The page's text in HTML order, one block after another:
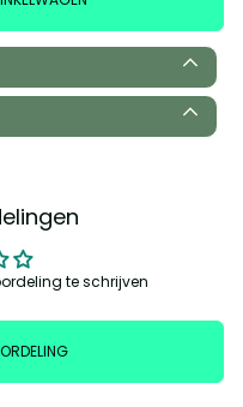
te schrijven